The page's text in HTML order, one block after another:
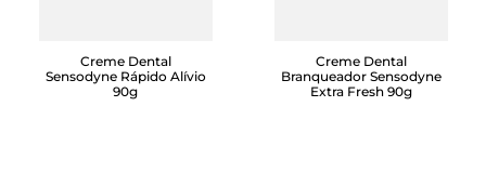
Creme Dental
Sensodyne Rápido Alívio
90g
Creme Dental
Branqueador Sensodyne
Extra Fresh 90g